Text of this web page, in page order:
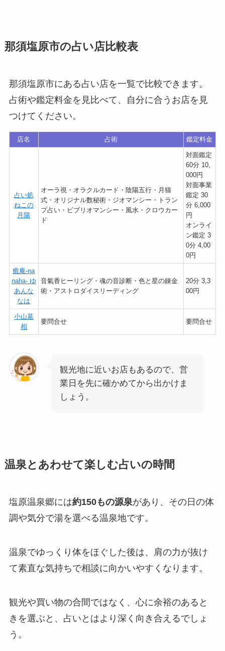
那須塩原市の占い店比較表
那須塩原市にある占い店を一覧で比較できます。
占術や鑑定料金を見比べて、自分に合うお店を見
つけてください。
店名 占術 鑑定料金
占い処
ねこの
月陽
オーラ視・オラクルカード・陰陽五行・月猫
式・オリジナル数秘術・ジオマンシー・トラン
プ占い・ビブリオマンシー・風水・クロウカー
ド
対面鑑定
60分 10,
000円
対面事業
鑑定 30
分 6,000
円
オンライ
ン鑑定 3
0分 4,00
0円
癒庵-na
naha- ゆ
あんな
なは
音氣香ヒーリング・魂の音診断・色と星の錬金
術・アストロダイスリーディング
20分 3,3
00円
小山墓
相
要問合せ 要問合せ
観光地に近いお店もあるので、営
業日を先に確かめてから出かけま
しょう。
温泉とあわせて楽しむ占いの時間
塩原温泉郷には約150もの源泉があり、その日の体
調や気分で湯を選べる温泉地です。
温泉でゆっくり体をほぐした後は、肩の力が抜け
て素直な気持ちで相談に向かいやすくなります。
観光や買い物の合間ではなく、心に余裕のあると
きを選ぶと、占いとはより深く向き合えるでしょ
う。